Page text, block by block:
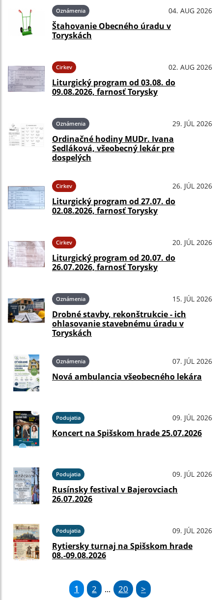
Oznámenia 04. AUG 2026
Štahovanie Obecného úradu v
Toryskách
Cirkev 02. AUG 2026
Liturgický program od 03.08. do
09.08.2026, farnosť Torysky
Oznámenia 29. JÚL 2026
Ordinačné hodiny MUDr. Ivana
Sedláková, všeobecný lekár pre
dospelých
Cirkev 26. JÚL 2026
Liturgický program od 27.07. do
02.08.2026, farnosť Torysky
Cirkev 20. JÚL 2026
Liturgický program od 20.07. do
26.07.2026, farnosť Torysky
Oznámenia 15. JÚL 2026
Drobné stavby, rekonštrukcie - ich
ohlasovanie stavebnému úradu v
Toryskách
Oznámenia 07. JÚL 2026
Nová ambulancia všeobecného lekára
Podujatia 09. JÚL 2026
Koncert na Spišskom hrade 25.07.2026
Podujatia 09. JÚL 2026
Rusínsky festival v Bajerovciach
26.07.2026
Podujatia 09. JÚL 2026
Rytiersky turnaj na Spišskom hrade
08.-09.08.2026
1 2 ... 20 >